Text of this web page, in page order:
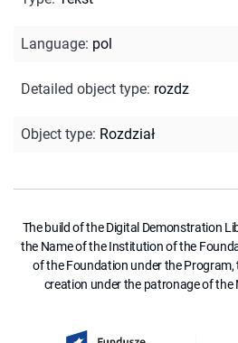
Language: pol
Detailed object type: rozdz
Object type: Rozdział
The build of the Digital Demonstration
the Name of the Institution of the
of the Foundation under the
creation under the patronage of